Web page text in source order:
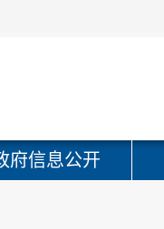
府信息公开